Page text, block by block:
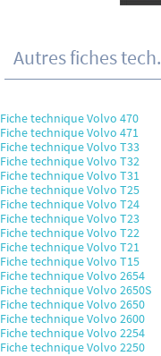
Autres fiches tech.
Fiche technique Volvo 470
Fiche technique Volvo 471
Fiche technique Volvo T33
Fiche technique Volvo T32
Fiche technique Volvo T31
Fiche technique Volvo T25
Fiche technique Volvo T24
Fiche technique Volvo T23
Fiche technique Volvo T22
Fiche technique Volvo T21
Fiche technique Volvo T15
Fiche technique Volvo 2654
Fiche technique Volvo 2650S
Fiche technique Volvo 2650
Fiche technique Volvo 2600
Fiche technique Volvo 2254
Fiche technique Volvo 2250